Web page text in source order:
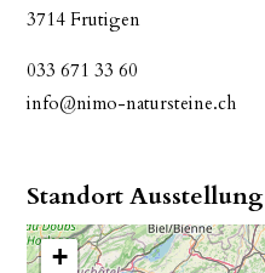
3714 Frutigen
033 671 33 60
info@nimo-natursteine.ch
Standort Ausstellung
+